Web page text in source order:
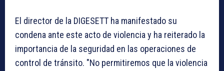
El director de la DIGESETT ha manifestado su
condena ante este acto de violencia y ha reiterado la
importancia de la seguridad en las operaciones de
control de tránsito. "No permitiremos que la violencia